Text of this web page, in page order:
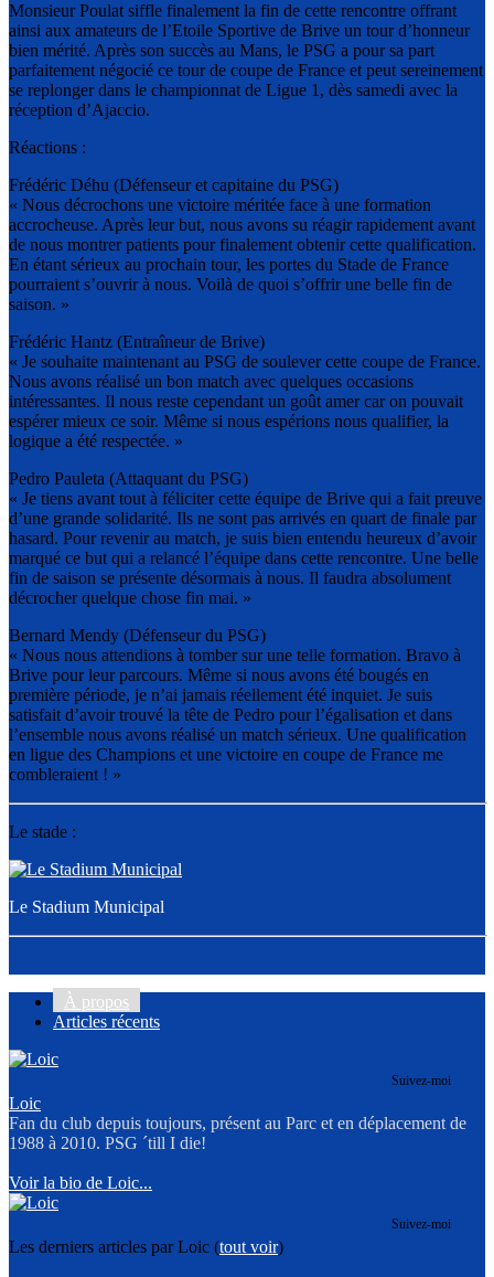
Monsieur Poulat siffle finalement la fin de cette rencontre offrant
ainsi aux amateurs de l’Etoile Sportive de Brive un tour d’honneur
bien mérité. Après son succès au Mans, le PSG a pour sa part
parfaitement négocié ce tour de coupe de France et peut sereinement
se replonger dans le championnat de Ligue 1, dès samedi avec la
réception d’Ajaccio.
Réactions :
Frédéric Déhu (Défenseur et capitaine du PSG)
« Nous décrochons une victoire méritée face à une formation
accrocheuse. Après leur but, nous avons su réagir rapidement avant
de nous montrer patients pour finalement obtenir cette qualification.
En étant sérieux au prochain tour, les portes du Stade de France
pourraient s’ouvrir à nous. Voilà de quoi s’offrir une belle fin de
saison. »
Frédéric Hantz (Entraîneur de Brive)
« Je souhaite maintenant au PSG de soulever cette coupe de France.
Nous avons réalisé un bon match avec quelques occasions
intéressantes. Il nous reste cependant un goût amer car on pouvait
espérer mieux ce soir. Même si nous espérions nous qualifier, la
logique a été respectée. »
Pedro Pauleta (Attaquant du PSG)
« Je tiens avant tout à féliciter cette équipe de Brive qui a fait preuve
d’une grande solidarité. Ils ne sont pas arrivés en quart de finale par
hasard. Pour revenir au match, je suis bien entendu heureux d’avoir
marqué ce but qui a relancé l’équipe dans cette rencontre. Une belle
fin de saison se présente désormais à nous. Il faudra absolument
décrocher quelque chose fin mai. »
Bernard Mendy (Défenseur du PSG)
« Nous nous attendions à tomber sur une telle formation. Bravo à
Brive pour leur parcours. Même si nous avons été bougés en
première période, je n’ai jamais réellement été inquiet. Je suis
satisfait d’avoir trouvé la tête de Pedro pour l’égalisation et dans
l’ensemble nous avons réalisé un match sérieux. Une qualification
en ligue des Champions et une victoire en coupe de France me
combleraient ! »
Le stade :
Le Stadium Municipal
À propos
Articles récents
Suivez-moi
Loic
Fan du club depuis toujours, présent au Parc et en déplacement de
1988 à 2010. PSG ´till I die!
Voir la bio de Loic...
Suivez-moi
Les derniers articles par Loic (tout voir)